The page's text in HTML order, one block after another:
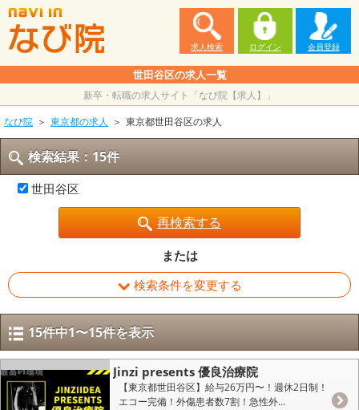
求人検索 ログイン 会員登録
世田谷区の求人一覧
新卒・転職の求人サイト「なび院【求人】」
なび院
東京都の求人 東京都世田谷区の求人
検索結果：15件
世田谷区
再検索する
または
検索条件を変更する
15件中1〜15件を表示
Jinzi presents 優良治療院
【東京都世田谷区】給与26万円〜！週休2日制！
エコー完備！外傷患者数7割！急性外...